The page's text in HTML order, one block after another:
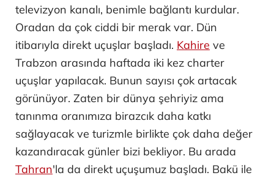
televizyon kanalı, benimle bağlantı kurdular.
Oradan da çok ciddi bir merak var. Dün
itibarıyla direkt uçuşlar başladı. Kahire ve
Trabzon arasında haftada iki kez charter
uçuşlar yapılacak. Bunun sayısı çok artacak
görünüyor. Zaten bir dünya şehriyiz ama
tanınma oranımıza birazcık daha katkı
sağlayacak ve turizmle birlikte çok daha değer
kazandıracak günler bizi bekliyor. Bu arada
Tahran'la da direkt uçuşumuz başladı. Bakü ile